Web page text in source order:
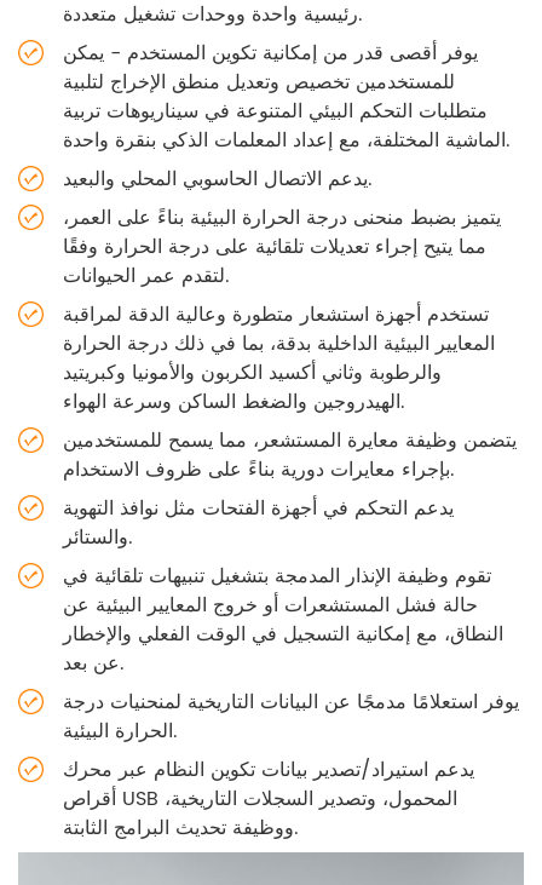
رئيسية واحدة ووحدات تشغيل متعددة.
يوفر أقصى قدر من إمكانية تكوين المستخدم - يمكن
للمستخدمين تخصيص وتعديل منطق الإخراج لتلبية
متطلبات التحكم البيئي المتنوعة في سيناريوهات تربية
الماشية المختلفة، مع إعداد المعلمات الذكي بنقرة واحدة.
يدعم الاتصال الحاسوبي المحلي والبعيد.
يتميز بضبط منحنى درجة الحرارة البيئية بناءً على العمر،
مما يتيح إجراء تعديلات تلقائية على درجة الحرارة وفقًا
لتقدم عمر الحيوانات.
تستخدم أجهزة استشعار متطورة وعالية الدقة لمراقبة
المعايير البيئية الداخلية بدقة، بما في ذلك درجة الحرارة
والرطوبة وثاني أكسيد الكربون والأمونيا وكبريتيد
الهيدروجين والضغط الساكن وسرعة الهواء.
يتضمن وظيفة معايرة المستشعر، مما يسمح للمستخدمين
بإجراء معايرات دورية بناءً على ظروف الاستخدام.
يدعم التحكم في أجهزة الفتحات مثل نوافذ التهوية
والستائر.
تقوم وظيفة الإنذار المدمجة بتشغيل تنبيهات تلقائية في
حالة فشل المستشعرات أو خروج المعايير البيئية عن
النطاق، مع إمكانية التسجيل في الوقت الفعلي والإخطار
عن بعد.
يوفر استعلامًا مدمجًا عن البيانات التاريخية لمنحنيات درجة
الحرارة البيئية.
يدعم استيراد/تصدير بيانات تكوين النظام عبر محرك
أقراص USB المحمول، وتصدير السجلات التاريخية،
ووظيفة تحديث البرامج الثابتة.